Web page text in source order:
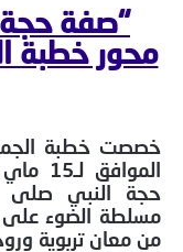
“صفة حجة
محور خطبة
حجة النبي صلى
مسلطة الضوء على
من معانٍ تربوية